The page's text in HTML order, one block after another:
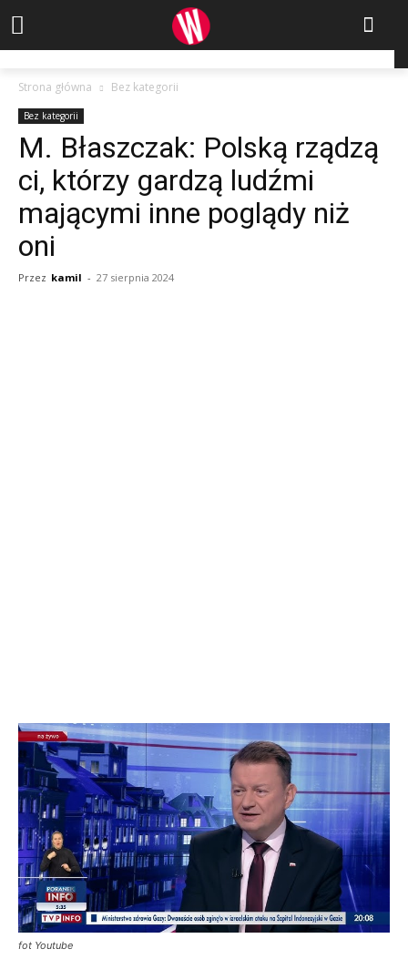
Strona główna Bez kategorii
Bez kategorii
M. Błaszczak: Polską rządzą
ci, którzy gardzą ludźmi
mającymi inne poglądy niż
oni
Przez kamil - 27 sierpnia 2024
fot Youtube